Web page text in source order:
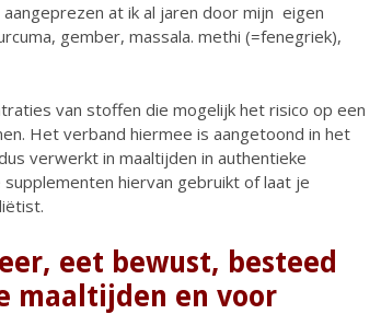
at ik al jaren door mijn eigen
gember, massala. methi (=fenegriek),
van stoffen die mogelijk het risico op een
Het verband hiermee is aangetoond in het
verwerkt in maaltijden in authentieke
hiervan gebruikt of laat je
eet bewust, besteed
maaltijden en voor